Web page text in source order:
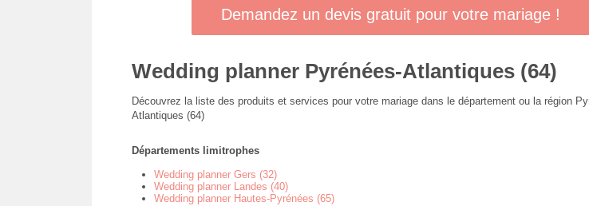
Demandez un devis gratuit pour votre mariage !
Wedding planner Pyrénées-Atlantiques (64)
Découvrez la liste des produits et services pour votre mariage dans le département ou la région
Atlantiques (64)
Départements limitrophes
Wedding planner Gers (32)
Wedding planner Landes (40)
Wedding planner Hautes-Pyrénées (65)